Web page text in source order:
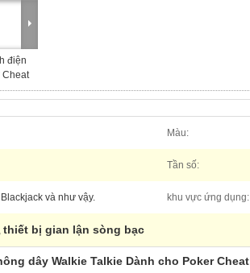
điện
Cheat
Màu:
Tần số:
và như vậy. khu vực ứng dụng:
, thiết bị gian lận sòng bạc
dây Walkie Talkie Dành cho Poker Cheat